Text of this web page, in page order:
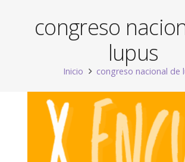
congreso
lupus
Inicio congreso nacional de